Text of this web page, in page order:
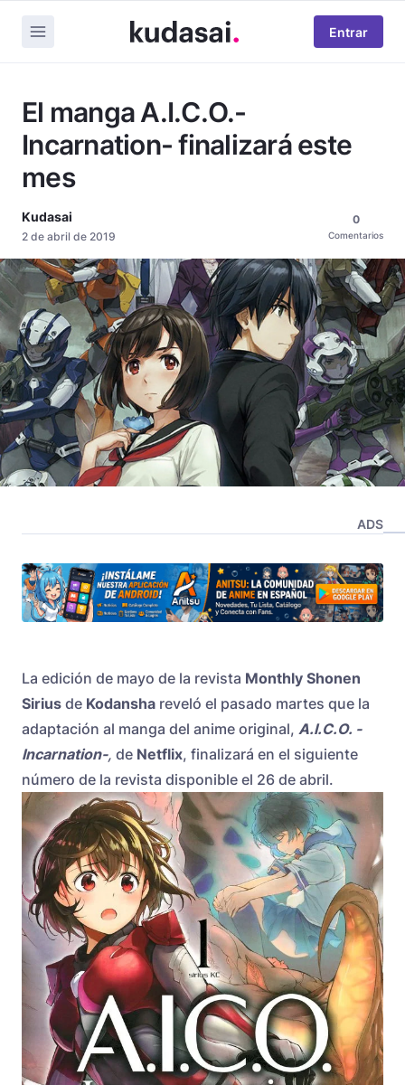
Entrar
El manga A.I.C.O.-
Incarnation- finalizará este
mes
Kudasai
2 de abril de 2019
0
Comentarios
ADS
La edición de mayo de la revista Monthly Shonen
Sirius de Kodansha reveló el pasado martes que la
adaptación al manga del anime original, A.I.C.O. -
Incarnation-, de Netflix, finalizará en el siguiente
número de la revista disponible el 26 de abril.